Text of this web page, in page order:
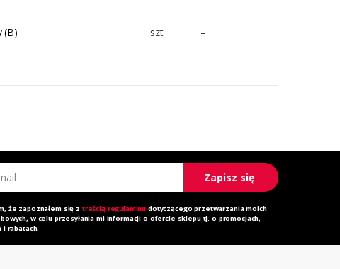
(B) szt –
Zapisz się
że zapoznałem się z treścią regulaminu dotyczącego przetwarzania moich
w celu przesyłania mi informacji o ofercie sklepu tj. o promocjach,
i rabatach.